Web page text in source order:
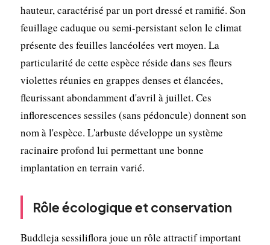
hauteur, caractérisé par un port dressé et ramifié. Son
feuillage caduque ou semi-persistant selon le climat
présente des feuilles lancéolées vert moyen. La
particularité de cette espèce réside dans ses fleurs
violettes réunies en grappes denses et élancées,
fleurissant abondamment d'avril à juillet. Ces
inflorescences sessiles (sans pédoncule) donnent son
nom à l'espèce. L'arbuste développe un système
racinaire profond lui permettant une bonne
implantation en terrain varié.
Rôle écologique et conservation
Buddleja sessiliflora joue un rôle attractif important